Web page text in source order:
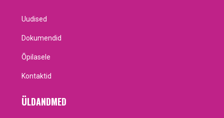
Uudised
Dokumendid
Õpilasele
Kontaktid
ÜLDANDMED